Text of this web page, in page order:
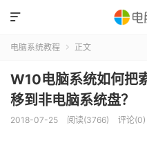

电脑系统教程  正文
W10电脑系统如何
移到非电脑系统盘？
2018-07-25 阅读(3766) 评论(0)